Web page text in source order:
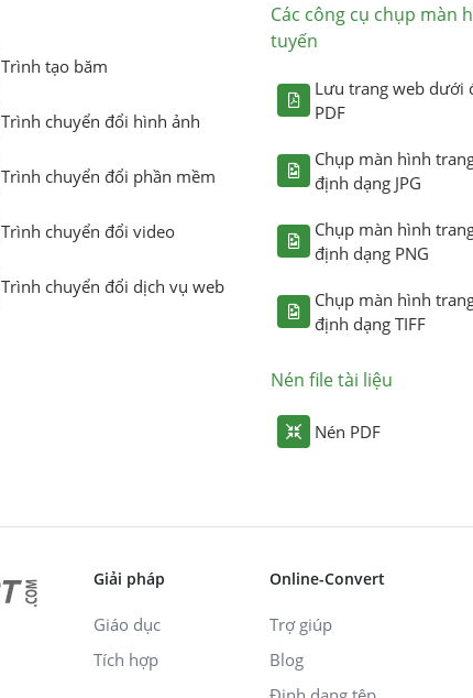
Trình tạo băm
Trình chuyển đổi hình ảnh
Trình chuyển đổi phần mềm
Trình chuyển đổi video
Trình chuyển đổi dịch vụ web
Các công cụ chụp màn
tuyến
Lưu trang web dưới
PDF
Chụp màn hình
định dạng JPG
Chụp màn hình
định dạng PNG
Chụp màn hình
định dạng TIFF
Nén file tài liệu
Nén PDF
Giải pháp
Giáo dục
Tích hợp
Online-Convert
Trợ giúp
Blog